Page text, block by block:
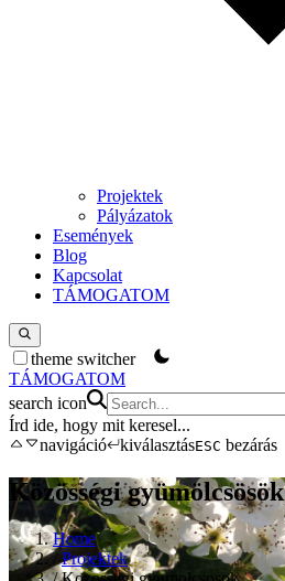
Projektek
Pályázatok
Események
Blog
Kapcsolat
TÁMOGATOM
theme switcher
TÁMOGATOM
search icon
Írd ide, hogy mit keresel...
navigáció
kiválasztásESC bezárás
Közösségi gyümölcsösök
Home
/ Projektek